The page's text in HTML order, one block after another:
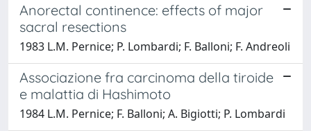
Anorectal continence: effects of major
sacral resections
1983 L.M. Pernice; P. Lombardi; F. Balloni; F. Andreoli
Associazione fra carcinoma della tiroide
e malattia di Hashimoto
1984 L.M. Pernice; F. Balloni; A. Bigiotti; P. Lombardi